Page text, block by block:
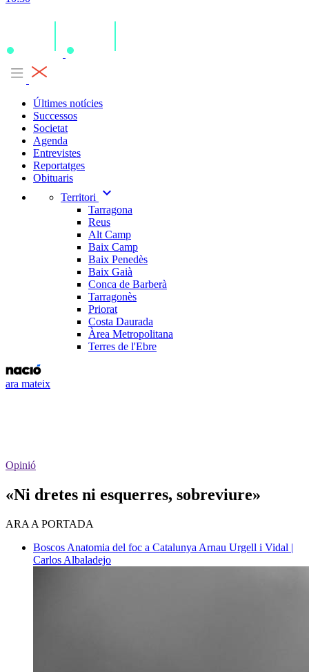
Últimes notícies
Successos
Societat
Agenda
Entrevistes
Reportatges
Obituaris
Territori
expand_more
Tarragona
Reus
Alt Camp
Baix Camp
Baix Penedès
Baix Gaià
Conca de Barberà
Tarragonès
Priorat
Costa Daurada
Àrea Metropolitana
Terres de l'Ebre
ara mateix
Opinió
«Ni dretes ni esquerres, sobreviure»
ARA A PORTADA
Boscos Anatomia del foc a Catalunya Arnau Urgell i Vidal |
Carlos Albaladejo